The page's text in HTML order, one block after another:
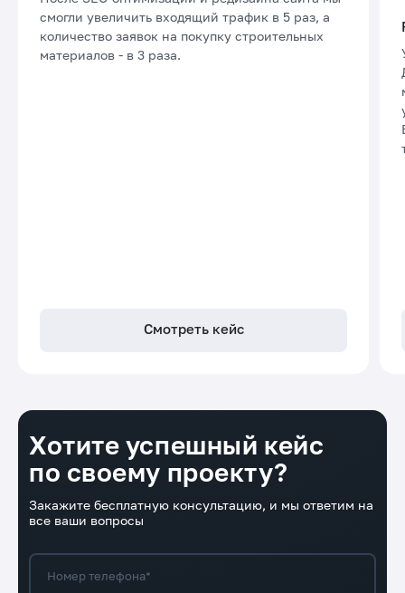
Смотреть кейс
смогли увеличить входящий трафик в 5 раз, а
количество заявок на покупку строительных
материалов - в 3 раза.
Хотите успешный кейс
по своему проекту?
Закажите бесплатную консультацию, и мы ответим на
все ваши вопросы
Номер телефона*